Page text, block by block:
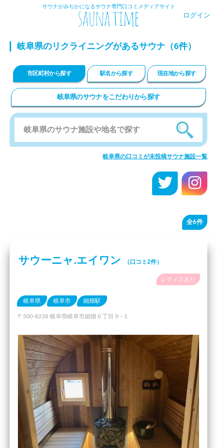
サウナがみぢかになるサウナ専門口コミメディアサイト
ログイン
岐阜県のリクライニングがあるサウナ（6件）
市区町村から探す 駅名から探す 現在地から探す
岐阜県のサウナをこだわりから探す
岐阜県の口コミが未投稿サウナ施設一覧
全6件
サウーニャ.エイワン （口コミ2件）
レディスあり
岐阜県 岐阜市 細畑駅
〒500-8238 岐阜県岐阜市細畑６丁目９−１